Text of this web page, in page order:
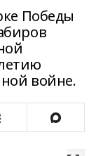
Победы
войне.